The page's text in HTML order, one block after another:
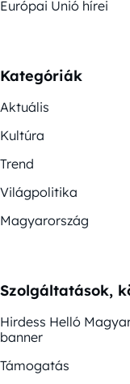
Európai Unió hírei
Kategóriák
Aktuális
Kultúra
Trend
Világpolitika
Magyarország
Szolgáltatások,
Hirdess Helló
banner
Támogatás